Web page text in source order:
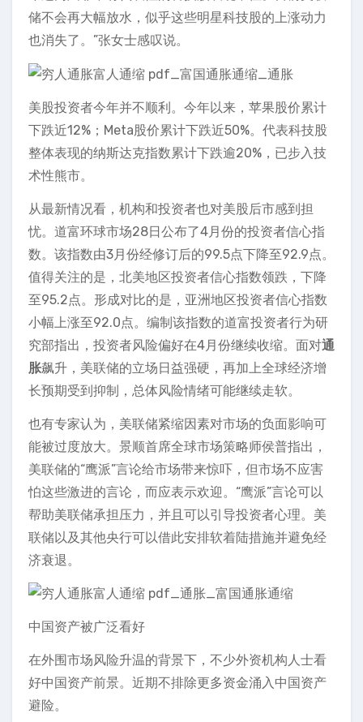
储不会再大幅放水，似乎这些明星科技股的上涨动力
也消失了。”张女士感叹说。
美股投资者今年并不顺利。今年以来，苹果股价累计
下跌近12%；Meta股价累计下跌近50%。代表科技股
整体表现的纳斯达克指数累计下跌逾20%，已步入技
术性熊市。
从最新情况看，机构和投资者也对美股后市感到担
忧。道富环球市场28日公布了4月份的投资者信心指
数。该指数由3月份经修订后的99.5点下降至92.9点。
值得关注的是，北美地区投资者信心指数领跌，下降
至95.2点。形成对比的是，亚洲地区投资者信心指数
小幅上涨至92.0点。编制该指数的道富投资者行为研
究部指出，投资者风险偏好在4月份继续收缩。面对通
胀飙升，美联储的立场日益强硬，再加上全球经济增
长预期受到抑制，总体风险情绪可能继续走软。
也有专家认为，美联储紧缩因素对市场的负面影响可
能被过度放大。景顺首席全球市场策略师侯普指出，
美联储的“鹰派”言论给市场带来惊吓，但市场不应害
怕这些激进的言论，而应表示欢迎。“鹰派”言论可以
帮助美联储承担压力，并且可以引导投资者心理。美
联储以及其他央行可以借此安排软着陆措施并避免经
济衰退。
中国资产被广泛看好
在外围市场风险升温的背景下，不少外资机构人士看
好中国资产前景。近期不排除更多资金涌入中国资产
避险。